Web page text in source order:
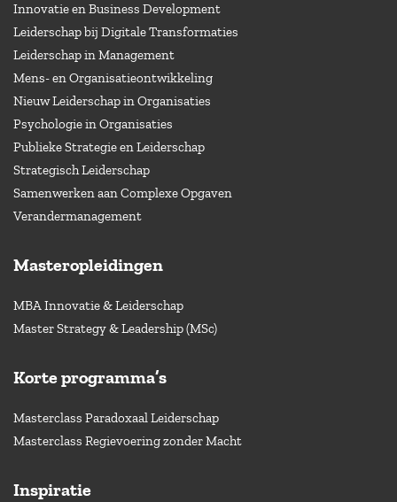
Innovatie en Business Development
Leiderschap bij Digitale Transformaties
Leiderschap in Management
Mens- en Organisatieontwikkeling
Nieuw Leiderschap in Organisaties
Psychologie in Organisaties
Publieke Strategie en Leiderschap
Strategisch Leiderschap
Samenwerken aan Complexe Opgaven
Verandermanagement
Masteropleidingen
MBA Innovatie & Leiderschap
Master Strategy & Leadership (MSc)
Korte programma’s
Masterclass Paradoxaal Leiderschap
Masterclass Regievoering zonder Macht
Inspiratie